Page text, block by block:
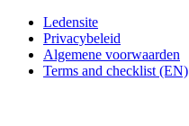
Ledensite
Privacybeleid
Algemene voorwaarden
Terms and checklist (EN)